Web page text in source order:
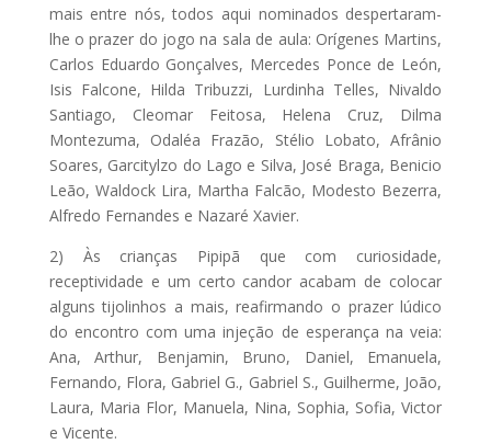
mais entre nós, todos aqui nominados despertaram-
lhe o prazer do jogo na sala de aula: Orígenes Martins,
Carlos Eduardo Gonçalves, Mercedes Ponce de León,
Isis Falcone, Hilda Tribuzzi, Lurdinha Telles, Nivaldo
Santiago, Cleomar Feitosa, Helena Cruz, Dilma
Montezuma, Odaléa Frazão, Stélio Lobato, Afrânio
Soares, Garcitylzo do Lago e Silva, José Braga, Benicio
Leão, Waldock Lira, Martha Falcão, Modesto Bezerra,
Alfredo Fernandes e Nazaré Xavier.
2) Às crianças Pipipã que com curiosidade,
receptividade e um certo candor acabam de colocar
alguns tijolinhos a mais, reafirmando o prazer lúdico
do encontro com uma injeção de esperança na veia:
Ana, Arthur, Benjamin, Bruno, Daniel, Emanuela,
Fernando, Flora, Gabriel G., Gabriel S., Guilherme, João,
Laura, Maria Flor, Manuela, Nina, Sophia, Sofia, Victor
e Vicente.